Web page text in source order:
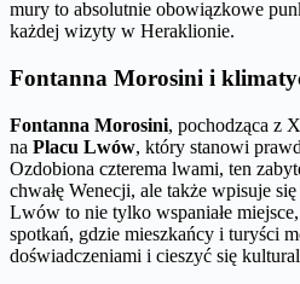
mury to absolutnie obowiązkowe
każdej wizyty w Heraklionie.
Fontanna Morosini i
Fontanna Morosini, pochodząca z
na Placu Lwów, który stanowi
Ozdobiona czterema lwami, ten
chwałę Wenecji, ale także wpisuje
Lwów to nie tylko wspaniałe
spotkań, gdzie mieszkańcy i turyści
doświadczeniami i cieszyć się